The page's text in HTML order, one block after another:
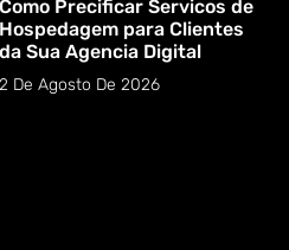
Como Precificar Servicos de
Hospedagem para Clientes
da Sua Agencia Digital
2 De Agosto De 2026